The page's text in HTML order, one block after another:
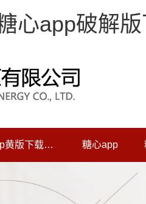
心app破解
糖心app黄版下载中心 糖心app